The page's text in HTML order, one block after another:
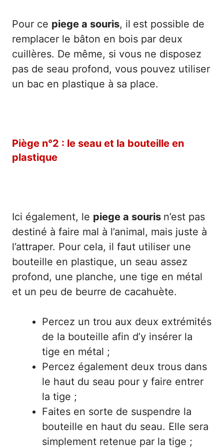
Pour ce piege a souris, il est possible de
remplacer le bâton en bois par deux
cuillères. De même, si vous ne disposez
pas de seau profond, vous pouvez utiliser
un bac en plastique à sa place.
Piège n°2 : le seau et la bouteille en
plastique
Ici également, le piege a souris n’est pas
destiné à faire mal à l’animal, mais juste à
l’attraper. Pour cela, il faut utiliser une
bouteille en plastique, un seau assez
profond, une planche, une tige en métal
et un peu de beurre de cacahuète.
Percez un trou aux deux extrémités
de la bouteille afin d’y insérer la
tige en métal ;
Percez également deux trous dans
le haut du seau pour y faire entrer
la tige ;
Faites en sorte de suspendre la
bouteille en haut du seau. Elle sera
simplement retenue par la tige ;